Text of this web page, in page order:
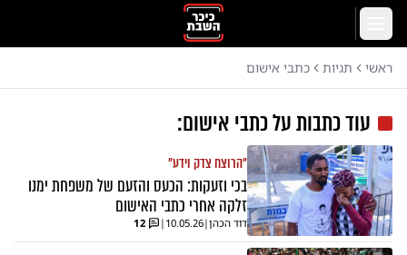
דלג לתוכן הראשי
ראשי תגיות כתבי אישום
עוד כתבות עלכתבי אישום:
"הרוצח צדק וידע"
בכי וזעקות: הכעס והזעם של משפחת ימנו
זלקה אחרי כתבי האישום
דוד הכהן|
10.05.26
|
12